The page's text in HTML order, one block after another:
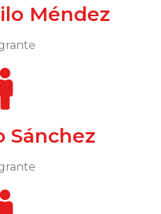
Méndez
Sánchez